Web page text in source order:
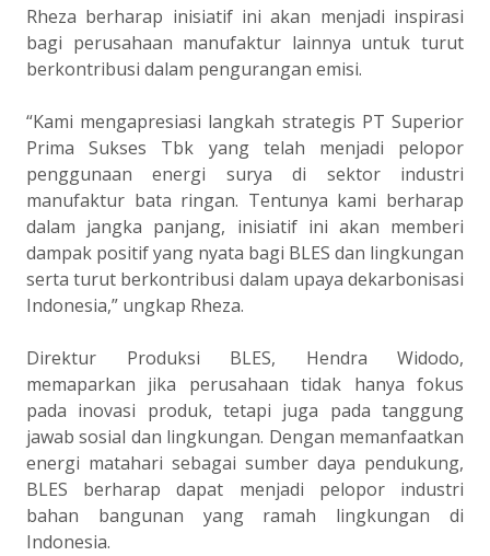
Rheza berharap inisiatif ini akan menjadi inspirasi
bagi perusahaan manufaktur lainnya untuk turut
berkontribusi dalam pengurangan emisi.
“Kami mengapresiasi langkah strategis PT Superior
Prima Sukses Tbk yang telah menjadi pelopor
penggunaan energi surya di sektor industri
manufaktur bata ringan. Tentunya kami berharap
dalam jangka panjang, inisiatif ini akan memberi
dampak positif yang nyata bagi BLES dan lingkungan
serta turut berkontribusi dalam upaya dekarbonisasi
Indonesia,” ungkap Rheza.
Direktur Produksi BLES, Hendra Widodo,
memaparkan jika perusahaan tidak hanya fokus
pada inovasi produk, tetapi juga pada tanggung
jawab sosial dan lingkungan. Dengan memanfaatkan
energi matahari sebagai sumber daya pendukung,
BLES berharap dapat menjadi pelopor industri
bahan bangunan yang ramah lingkungan di
Indonesia.